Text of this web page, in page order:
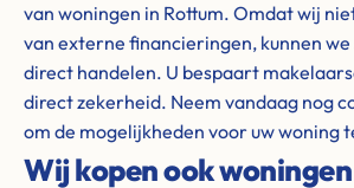
van woningen in Rottum. Omdat wij
van externe financieringen, kunnen we
direct handelen. U bespaart
direct zekerheid. Neem vandaag nog
om de mogelijkheden voor uw woning
Wij kopen ook